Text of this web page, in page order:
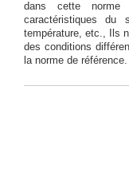
dans cette
caractéristiques du
température, etc., Ils
des conditions
la norme de référence.